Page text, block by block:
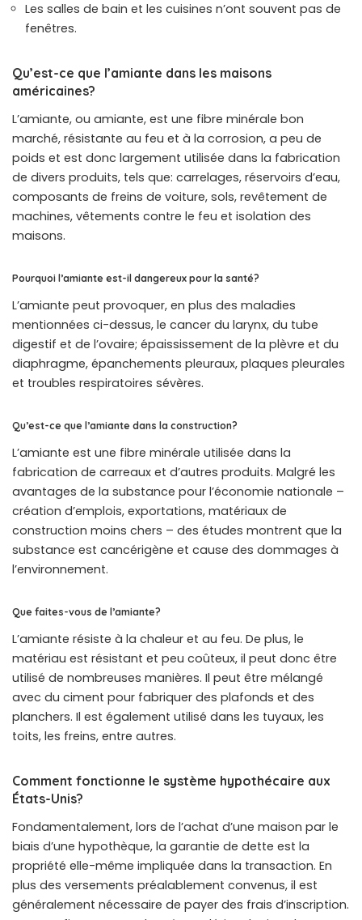
Les salles de bain et les cuisines n’ont souvent pas de
fenêtres.
Qu’est-ce que l’amiante dans les maisons
américaines?
L’amiante, ou amiante, est une fibre minérale bon
marché, résistante au feu et à la corrosion, a peu de
poids et est donc largement utilisée dans la fabrication
de divers produits, tels que: carrelages, réservoirs d’eau,
composants de freins de voiture, sols, revêtement de
machines, vêtements contre le feu et isolation des
maisons.
Pourquoi l’amiante est-il dangereux pour la santé?
L’amiante peut provoquer, en plus des maladies
mentionnées ci-dessus, le cancer du larynx, du tube
digestif et de l’ovaire; épaississement de la plèvre et du
diaphragme, épanchements pleuraux, plaques pleurales
et troubles respiratoires sévères.
Qu’est-ce que l’amiante dans la construction?
L’amiante est une fibre minérale utilisée dans la
fabrication de carreaux et d’autres produits. Malgré les
avantages de la substance pour l’économie nationale –
création d’emplois, exportations, matériaux de
construction moins chers – des études montrent que la
substance est cancérigène et cause des dommages à
l’environnement.
Que faites-vous de l’amiante?
L’amiante résiste à la chaleur et au feu. De plus, le
matériau est résistant et peu coûteux, il peut donc être
utilisé de nombreuses manières. Il peut être mélangé
avec du ciment pour fabriquer des plafonds et des
planchers. Il est également utilisé dans les tuyaux, les
toits, les freins, entre autres.
Comment fonctionne le système hypothécaire aux
États-Unis?
Fondamentalement, lors de l’achat d’une maison par le
biais d’une hypothèque, la garantie de dette est la
propriété elle-même impliquée dans la transaction. En
plus des versements préalablement convenus, il est
généralement nécessaire de payer des frais d’inscription.